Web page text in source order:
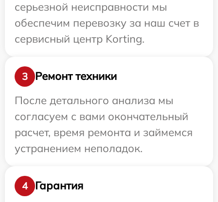
серьезной неисправности мы
обеспечим перевозку за наш счет в
сервисный центр Korting.
3
Ремонт техники
После детального анализа мы
согласуем с вами окончательный
расчет, время ремонта и займемся
устранением неполадок.
4
Гарантия